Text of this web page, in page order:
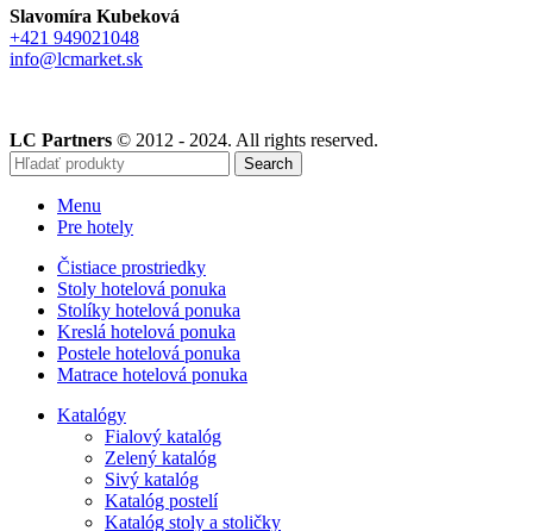
Slavomíra Kubeková
+421 949021048
info@lcmarket.sk
LC Partners © 2012 - 2024. All rights reserved.
Search
Menu
Pre hotely
Čistiace prostriedky
Stoly hotelová ponuka
Stolíky hotelová ponuka
Kreslá hotelová ponuka
Postele hotelová ponuka
Matrace hotelová ponuka
Katalógy
Fialový katalóg
Zelený katalóg
Sivý katalóg
Katalóg postelí
Katalóg stoly a stoličky